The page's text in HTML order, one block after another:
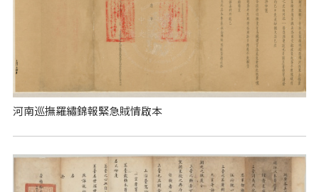
河南巡撫羅繡錦報緊急賊情啟本